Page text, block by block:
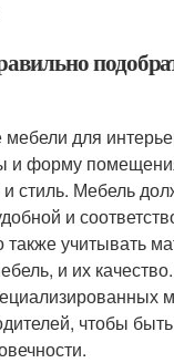
для
и форму
стиль. Мебель
и
учитывать
и их
чтобы